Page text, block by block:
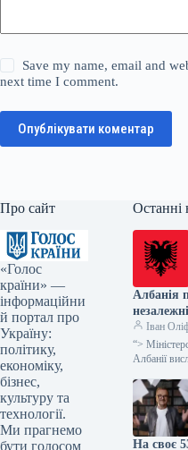
Save my name, email and
next time I comment.
Опублікувати коментар
Про сайт
«Голос
країни» —
інформаційни
й портал про
Україну:
політику,
економіку,
бізнес,
культуру та
технології.
Ми прагнемо
бути голосом
Останні
Албанія
МЗС
Іван
“>
Албанії
На своє